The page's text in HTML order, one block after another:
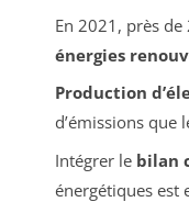
En 2021, près de
énergies
Production
d’émissions que
Intégrer le bilan
énergétiques est